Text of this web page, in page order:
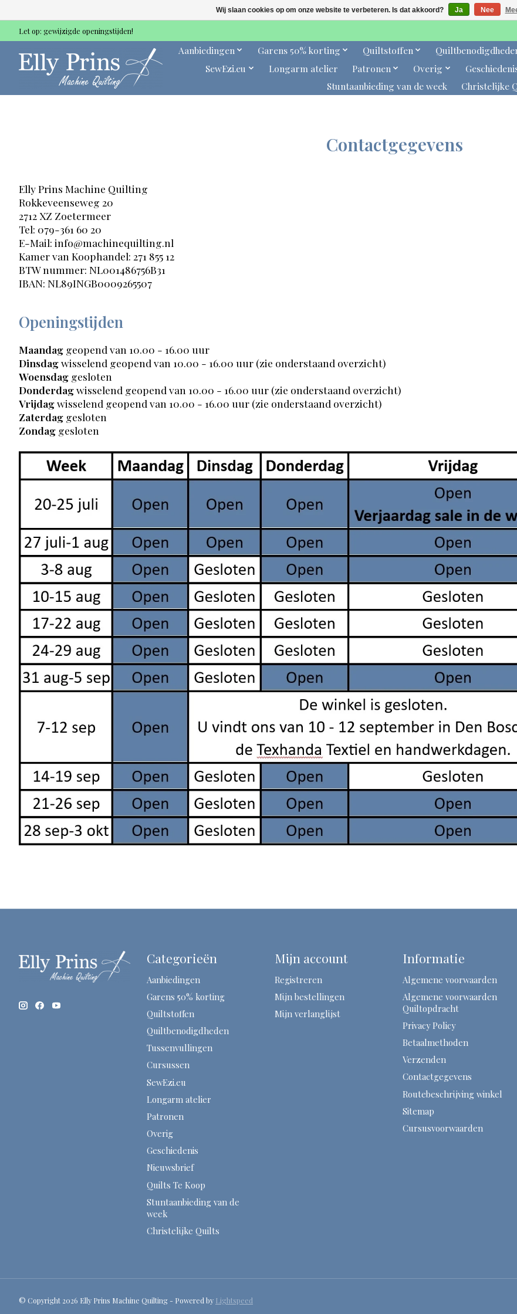
Let op: gewijzigde openingstijden!
Aanbiedingen Garens 50% korting Quiltstoffen
SewEzi.eu
Longarm atelier Patronen Overig
Stuntaanbieding van de week
Christelijke
Contactgegevens
Elly Prins Machine Quilting
Rokkeveenseweg 20
2712 XZ Zoetermeer
Tel: 079-361 60 20
E-Mail: info@machinequilting.nl
Kamer van Koophandel: 271 855 12
BTW nummer: NL001486756B31
IBAN: NL89INGB0009265507
Openingstijden
Maandag geopend van 10.00 - 16.00 uur
Dinsdagwisselend geopend van 10.00 - 16.00 uur (zie onderstaand overzicht)
Woensdag gesloten
Donderdagwisselend geopend van 10.00 - 16.00 uur (zie onderstaand overzicht)
Vrijdagwisselend geopend van 10.00 - 16.00 uur (zie onderstaand overzicht)
Zaterdag gesloten
Zondag gesloten
Categorieën
Aanbiedingen
Garens 50% korting
Quiltstoffen
Quiltbenodigdheden
Tussenvullingen
Cursussen
SewEzi.eu
Longarm atelier
Patronen
Overig
Geschiedenis
Nieuwsbrief
Quilts Te Koop
Stuntaanbieding van de
week
Christelijke Quilts
Mijn account
Registreren
Mijn bestellingen
Mijn verlanglijst
Informatie
Algemene voorwaarden
Algemene voorwaarden
Quiltopdracht
Privacy Policy
Betaalmethoden
Verzenden
Contactgegevens
Routebeschrijving winkel
Sitemap
Cursusvoorwaarden
© Copyright 2026 Elly Prins Machine Quilting - Powered by Lightspeed
Wij slaan cookies op om onze website te verbeteren. Is dat akkoord? Ja Nee